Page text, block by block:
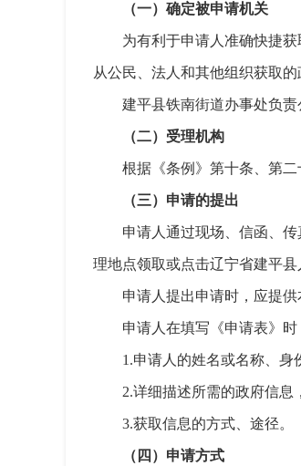
（一）确定被申请机关
为有利于申请人准确快捷
从公民、法人和其他组织获取
建平县铁南街道办事处负责
（二）受理机构
根据《条例》第十条、第
（三）申请的提出
申请人通过现场、信函、
理地点领取或点击辽宁省建平县
申请人提出申请时，应提
申请人在填写《申请表》
1.申请人的姓名或名称、身
2.详细描述所需的政府信息
3.获取信息的方式、途径。
（四）申请方式